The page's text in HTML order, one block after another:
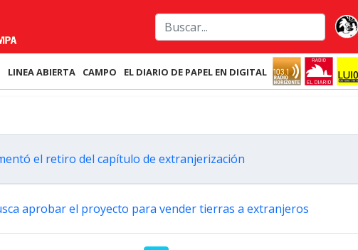
LINEA ABIERTA CAMPO EL DIARIO DE PAPEL EN DIGITAL
el retiro del capítulo de extranjerización
aprobar el proyecto para vender tierras a extranjeros